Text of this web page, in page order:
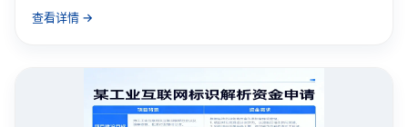
查看详情 →